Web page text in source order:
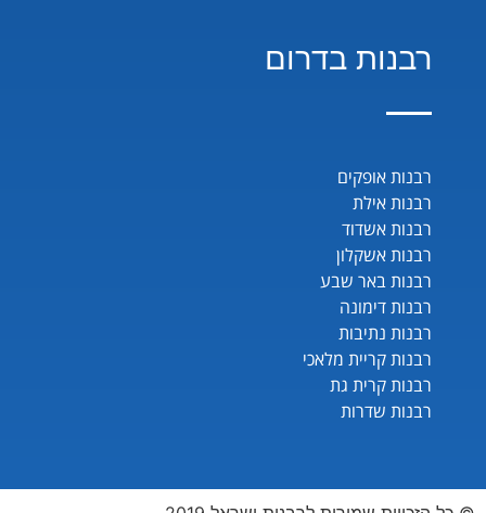
רבנות בדרום
רבנות אופקים
רבנות אילת
רבנות אשדוד
רבנות אשקלון
רבנות באר שבע
רבנות דימונה
רבנות נתיבות
רבנות קריית מלאכי
רבנות קרית גת
רבנות שדרות